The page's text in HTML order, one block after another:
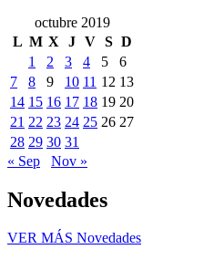
octubre 2019
L M X J V S D
1
2 3 4 5
6
7
8 9 10 11 12 13
14 15 16 17 18 19 20
21 22 23 24 25 26 27
28 29 30 31
« Sep
Nov »
Novedades
VER MÁS Novedades